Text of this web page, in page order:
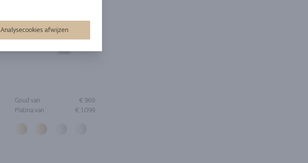
Goud van
€ 969
Platina van
€ 1.099
Analysecookies afwijzen